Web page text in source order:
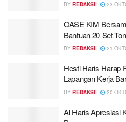
BY REDAKSI 23
OASE KIM
Bantuan 20 Set
BY REDAKSI 21
Hesti Haris Harap
Lapangan Kerja
BY REDAKSI 20
Al Haris Apresiasi